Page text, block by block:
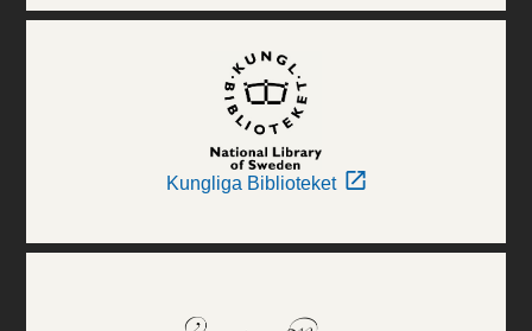
Kungliga Biblioteket